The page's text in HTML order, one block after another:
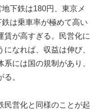
下鉄は180円、東京メ
は乗車率が極めて高い
賃が高すぎる。民営化に
なれば、収益は伸び、
には国の規制があり、
。
民営化と同様のことが起